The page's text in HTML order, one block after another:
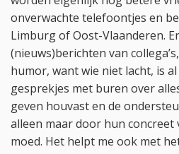
onverwachte telefoontjes en
Limburg of Oost-Vlaanderen.
(nieuws)berichten van
humor, want wie niet lacht, is
gesprekjes met buren over
geven houvast en de
alleen maar door hun concreet
moed. Het helpt me ook met